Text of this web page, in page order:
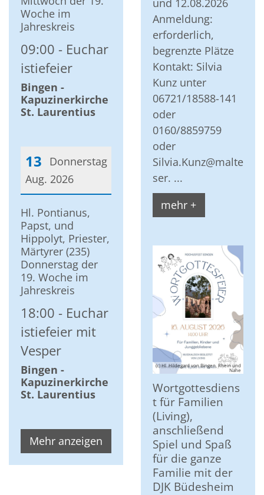
Woche im
Jahreskreis
09:00
Euchar
istiefeier
Bingen -
Kapuzinerkirche
St. Laurentius
Donnerstag
13
Aug. 2026
Datum: 13. August 2026
Hl. Pontianus,
Papst, und
Hippolyt, Priester,
Märtyrer (235)
Donnerstag der
19. Woche im
Jahreskreis
18:00
Euchar
istiefeier mit
Vesper
Bingen -
Kapuzinerkirche
St. Laurentius
Mehr anzeigen
Anmeldung:
erforderlich,
begrenzte Plätze
Kontakt: Silvia
Kunz unter
06721/18588-141
oder
0160/8859759
oder
Silvia.Kunz@malte
ser. ...
mehr +
(c) Hl. Hildegard von Bingen, Rhein und
Nahe
Wortgottesdiens
t für Familien
(Living),
anschließend
Spiel und Spaß
für die ganze
Familie mit der
DJK Büdesheim